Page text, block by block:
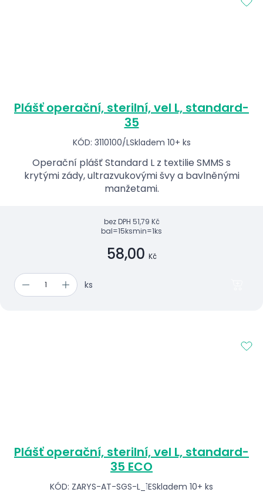
Plášť operační, sterilní, vel L, standard-
35
KÓD: 3110100/LSkladem 10+ ks
Operační plášť Standard L z textilie SMMS s
krytými zády, ultrazvukovými švy a bavlněnými
manžetami.
bez DPH 51,79 Kč
bal=15ksmin=1ks
58,00 Kč
ks
Plášť operační, sterilní, vel L, standard-
35 ECO
KÓD: ZARYS-AT-SGS-L_1ESkladem 10+ ks